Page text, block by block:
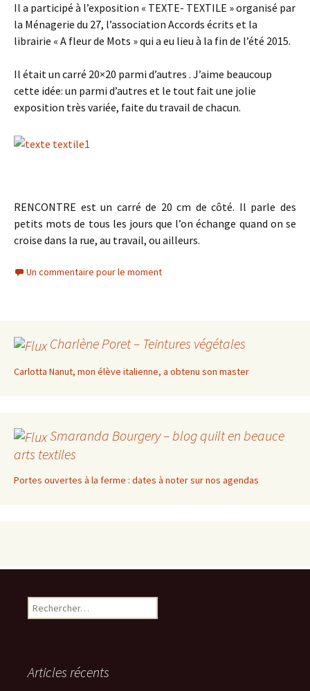
Il a participé à l’exposition « TEXTE- TEXTILE » organisé par
la Ménagerie du 27, l’association Accords écrits et la
librairie « A fleur de Mots » qui a eu lieu à la fin de l’été 2015.
Il était un carré 20×20 parmi d’autres . J’aime beaucoup
cette idée: un parmi d’autres et le tout fait une jolie
exposition très variée, faite du travail de chacun.
RENCONTRE est un carré de 20 cm de côté. Il parle des
petits mots de tous les jours que l’on échange quand on se
croise dans la rue, au travail, ou ailleurs.
Un commentaire pour le moment
Charlène Poret – Teintures végétales
Carlotta Nanut, mon élève italienne, a obtenu son master
Smaranda Bourgery – blog quilt en beauce
arts textiles
Portes ouvertes à la ferme : dates à noter sur nos agendas
Rechercher :
Articles récents